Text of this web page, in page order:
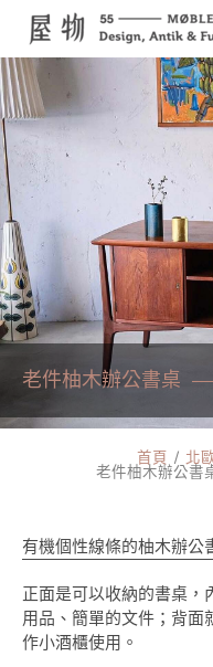
老件柚木辦公書桌
首頁 北
老件柚木辦公書
有機個性線條的柚木辦公
正面是可以收納的書桌，
用品、簡單的文件；背面
作小酒櫃使用。